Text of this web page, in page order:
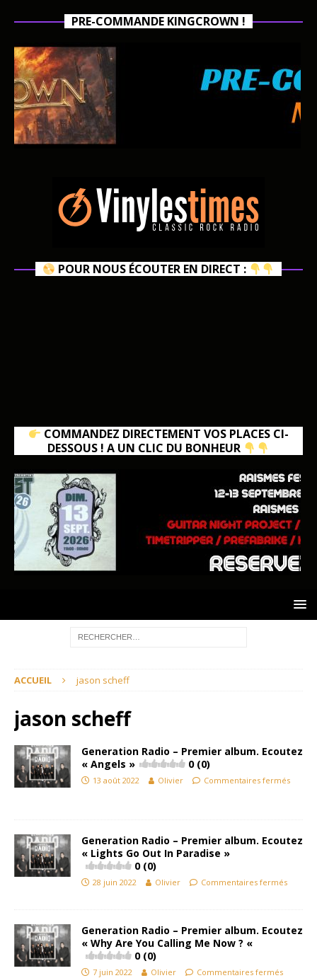
PRE-COMMANDE KINGCROWN !
POUR NOUS ÉCOUTER EN DIRECT :
COMMANDEZ DIRECTEMENT VOS PLACES CI-
DESSOUS ! A UN CLIC DU BONHEUR
ACCUEIL jason scheff
jason scheff
Generation Radio – Premier album. Ecoutez
« Angels »
0 (0)
13 août 2022 Olivier Commentaires fermés
Generation Radio – Premier album. Ecoutez
« Lights Go Out In Paradise »
0 (0)
28 juin 2022 Olivier Commentaires fermés
Generation Radio – Premier album. Ecoutez
« Why Are You Calling Me Now ? «
0 (0)
7 juin 2022 Olivier Commentaires fermés